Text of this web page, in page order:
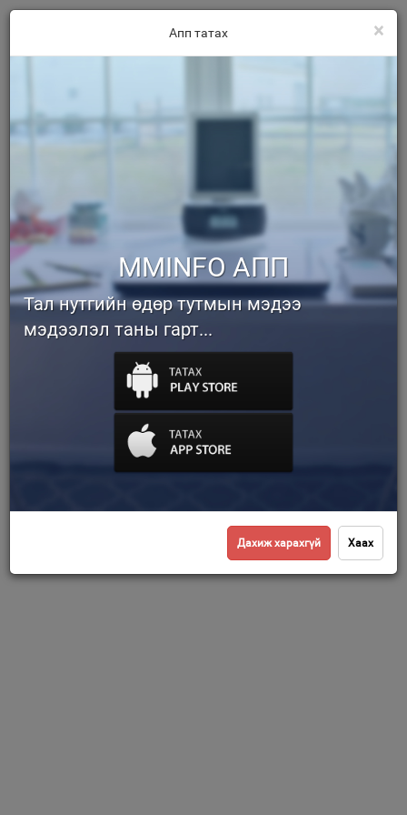
×
Апп татах
MMINFO АПП
Тал нутгийн өдөр тутмын мэдээ
мэдээлэл таны гарт...
Дахиж харахгүй Хаах